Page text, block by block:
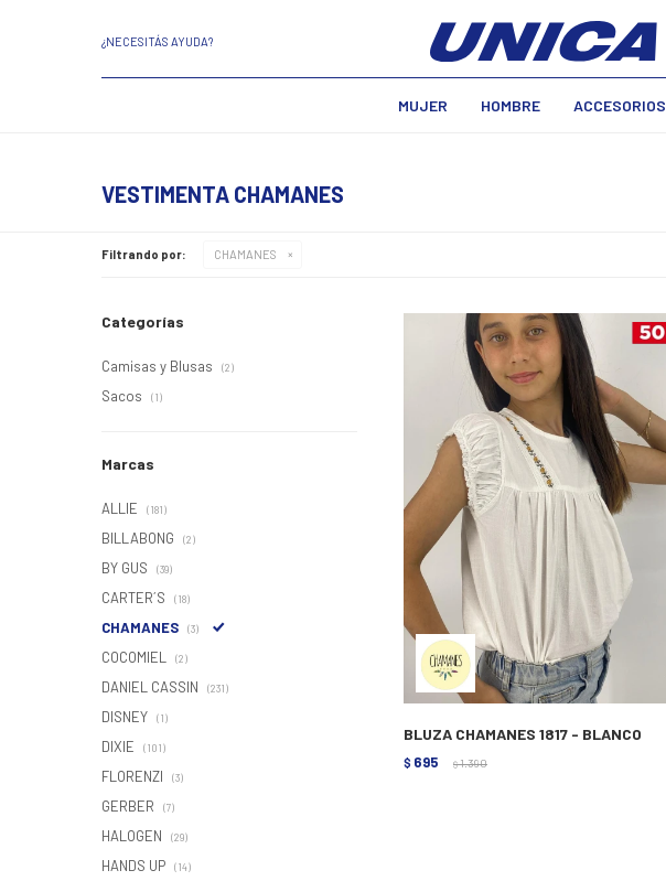
MUJER HOMBRE ACCESORIOS
¿NECESITÁS AYUDA?
VESTIMENTA CHAMANES
Filtrando por: CHAMANES
BLUZA CHAMANES 1817 - BLANCO
$ 695 $ 1.390
Categorías
Camisas y Blusas (2)
Sacos (1)
Marcas
ALLIE (181)
BILLABONG (2)
BY GUS (39)
CARTER´S (18)
CHAMANES (3)
COCOMIEL (2)
DANIEL CASSIN (231)
DISNEY (1)
DIXIE (101)
FLORENZI (3)
GERBER (7)
HALOGEN (29)
HANDS UP (14)